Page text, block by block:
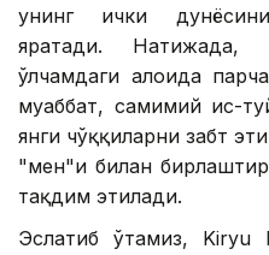
унинг ички
яратади. Натижада,
ўлчамдаги алоҳида
муҳаббат, самимий ҳис-
янги чўққиларни забт
"мен"и билан
тақдим этилади.
Эслатиб ўтамиз,